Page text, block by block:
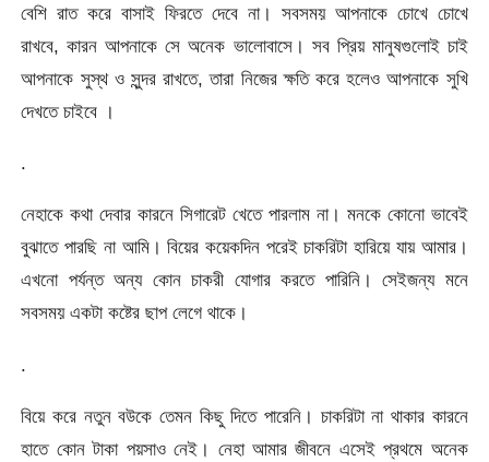
বেশি রাত করে বাসাই ফিরতে দেবে না। সবসময় আপনাকে চোখে চোখে
রাখবে, কারন আপনাকে সে অনেক ভালোবাসে। সব প্রিয় মানুষগুলোই চাই
আপনাকে সুস্থ ও সুন্দর রাখতে, তারা নিজের ক্ষতি করে হলেও আপনাকে সুখি
দেখতে চাইবে ।
.
নেহাকে কথা দেবার কারনে সিগারেট খেতে পারলাম না। মনকে কোনো ভাবেই
বুঝাতে পারছি না আমি। বিয়ের কয়েকদিন পরেই চাকরিটা হারিয়ে যায় আমার।
এখনো পর্যন্ত অন্য কোন চাকরী যোগার করতে পারিনি। সেইজন্য মনে
সবসময় একটা কষ্টের ছাপ লেগে থাকে।
.
বিয়ে করে নতুন বউকে তেমন কিছু দিতে পারেনি। চাকরিটা না থাকার কারনে
হাতে কোন টাকা পয়সাও নেই। নেহা আমার জীবনে এসেই প্রথমে অনেক